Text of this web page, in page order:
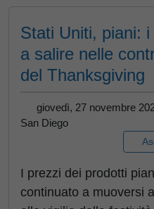
Stati Uniti, piani:
a salire nelle
del Thanksgiving
giovedì, 27 novembre
San Diego
I prezzi dei prodotti
continuato a muoversi